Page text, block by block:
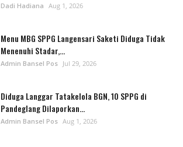
Dadi Hadiana Aug 1, 2026
Menu MBG SPPG Langensari Saketi Diduga Tidak
Menenuhi Stadar,...
Admin Bansel Pos Jul 29, 2026
Diduga Langgar Tatakelola BGN, 10 SPPG di
Pandeglang Dilaporkan...
Admin Bansel Pos Aug 1, 2026